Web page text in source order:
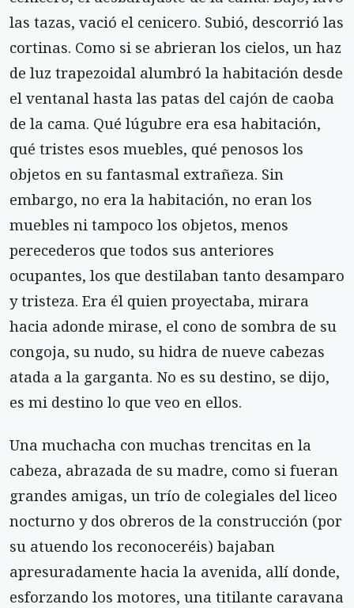
las tazas, vació el cenicero. Subió, descorrió las
cortinas. Como si se abrieran los cielos, un haz
de luz trapezoidal alumbró la habitación desde
el ventanal hasta las patas del cajón de caoba
de la cama. Qué lúgubre era esa habitación,
qué tristes esos muebles, qué penosos los
objetos en su fantasmal extrañeza. Sin
embargo, no era la habitación, no eran los
muebles ni tampoco los objetos, menos
perecederos que todos sus anteriores
ocupantes, los que destilaban tanto desamparo
y tristeza. Era él quien proyectaba, mirara
hacia adonde mirase, el cono de sombra de su
congoja, su nudo, su hidra de nueve cabezas
atada a la garganta. No es su destino, se dijo,
es mi destino lo que veo en ellos.
Una muchacha con muchas trencitas en la
cabeza, abrazada de su madre, como si fueran
grandes amigas, un trío de colegiales del liceo
nocturno y dos obreros de la construcción (por
su atuendo los reconoceréis) bajaban
apresuradamente hacia la avenida, allí donde,
esforzando los motores, una titilante caravana